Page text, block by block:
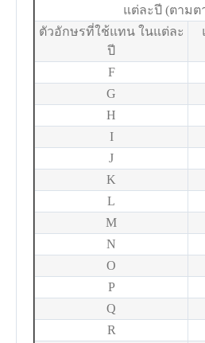
แต่ละปี (ตามต
ตัวอักษรที่ใช้แทน ในแต่ละ
ปี
F
G
H
I
J
K
L
M
N
O
P
Q
R